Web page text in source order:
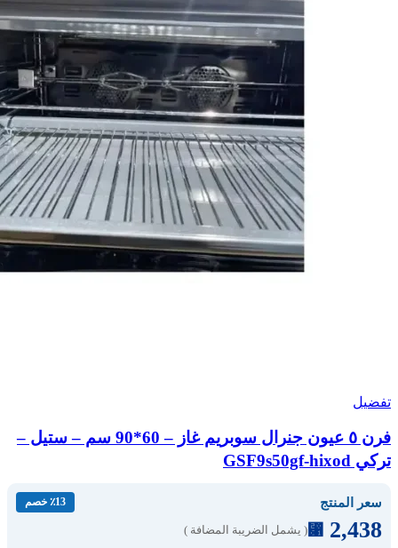
تفضيل
فرن ٥ عيون جنرال سوبريم غاز – 60*90 سم – ستيل –
تركي GSF9s50gf-hixod
سعر المنتج ٪13 خصم
⃁ 2,438 ( يشمل الضريبة المضافة )